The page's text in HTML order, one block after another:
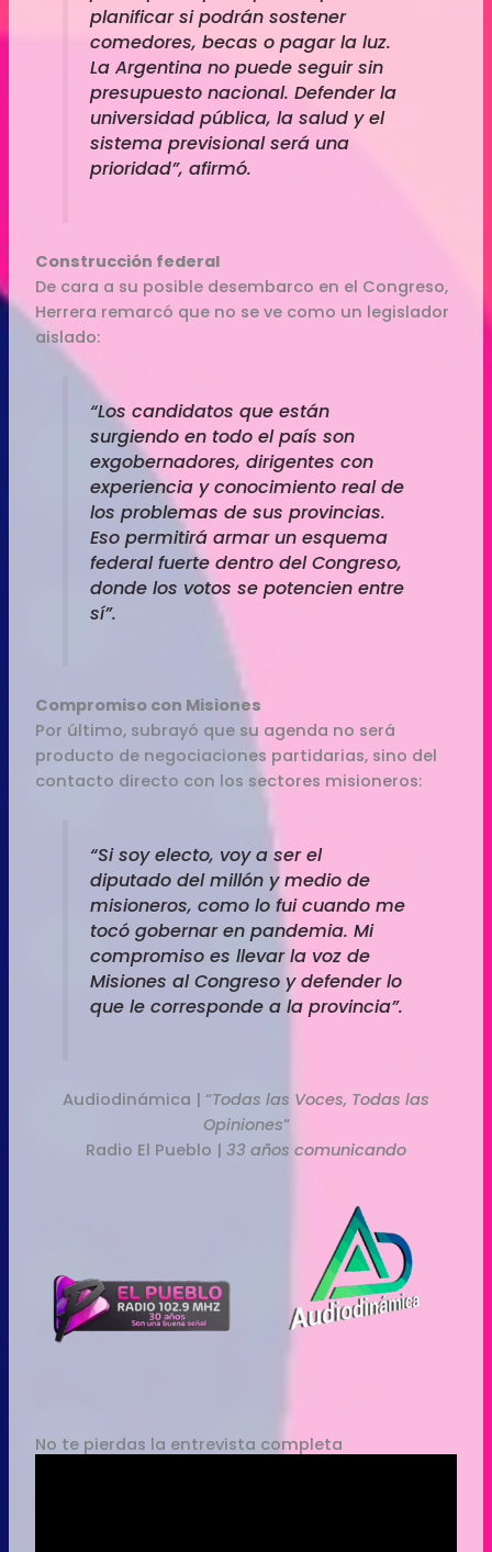
planificar si podrán sostener
comedores, becas o pagar la luz.
La Argentina no puede seguir sin
presupuesto nacional. Defender la
universidad pública, la salud y el
sistema previsional será una
prioridad”, afirmó.
Construcción federal
De cara a su posible desembarco en el Congreso,
Herrera remarcó que no se ve como un legislador
aislado:
“Los candidatos que están
surgiendo en todo el país son
exgobernadores, dirigentes con
experiencia y conocimiento real de
los problemas de sus provincias.
Eso permitirá armar un esquema
federal fuerte dentro del Congreso,
donde los votos se potencien entre
sí”.
Compromiso con Misiones
Por último, subrayó que su agenda no será
producto de negociaciones partidarias, sino del
contacto directo con los sectores misioneros:
“Si soy electo, voy a ser el
diputado del millón y medio de
misioneros, como lo fui cuando me
tocó gobernar en pandemia. Mi
compromiso es llevar la voz de
Misiones al Congreso y defender lo
que le corresponde a la provincia”.
Audiodinámica | “Todas las Voces, Todas las
Opiniones”
Radio El Pueblo | 33 años comunicando
No te pierdas la entrevista completa